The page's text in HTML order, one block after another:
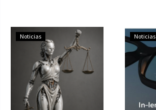
Noticias Noticias